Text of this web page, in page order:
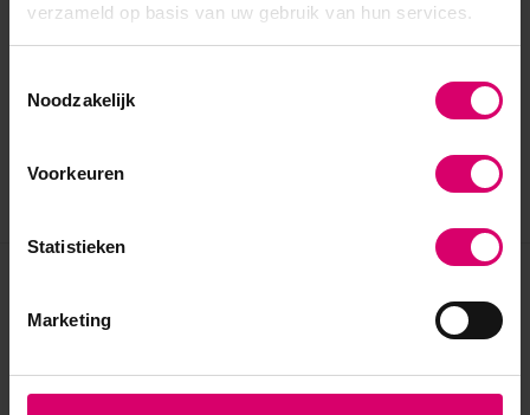
verzameld op basis van uw gebruik van hun services.
Noodzakelijk
Voorkeuren
Statistieken
Marketing